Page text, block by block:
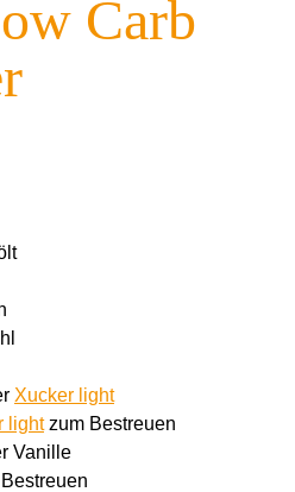
Carb
Xucker light
lightzum Bestreuen
Vanille